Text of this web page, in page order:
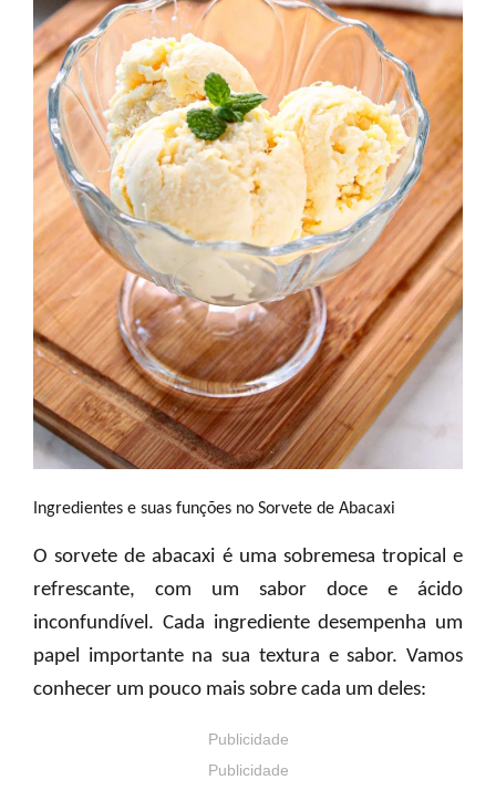
Ingredientes e suas funções no Sorvete de Abacaxi
O sorvete de abacaxi é uma sobremesa tropical e
refrescante, com um sabor doce e ácido
inconfundível. Cada ingrediente desempenha um
papel importante na sua textura e sabor. Vamos
conhecer um pouco mais sobre cada um deles:
Publicidade
Publicidade